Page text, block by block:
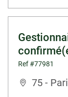
Ref #77981
75 -